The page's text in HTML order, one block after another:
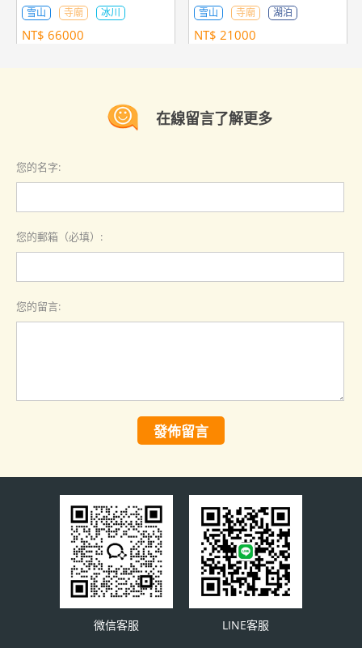
雪山 寺廟 冰川
NT$ 66000
雪山 寺廟 湖泊
NT$ 21000
在線留言了解更多
您的名字:
您的郵箱（必填）:
您的留言:
發佈留言
微信客服 LINE客服